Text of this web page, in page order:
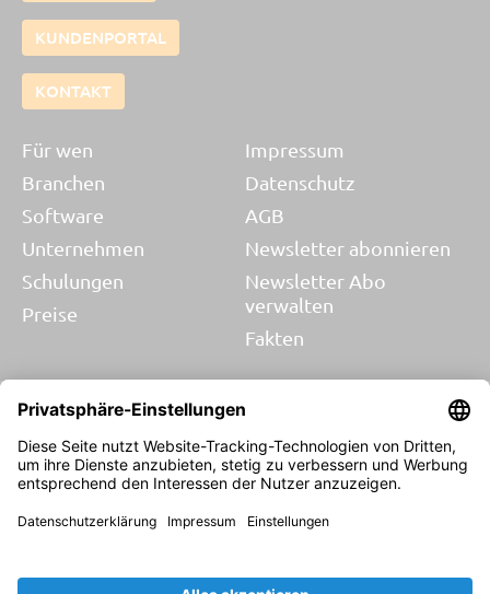
KUNDENPORTAL
KONTAKT
Für wen
Branchen
Software
Unternehmen
Schulungen
Preise
Impressum
Datenschutz
AGB
Newsletter abonnieren
Newsletter Abo
verwalten
Fakten
Blog
© 2026 SORBA EDV AG